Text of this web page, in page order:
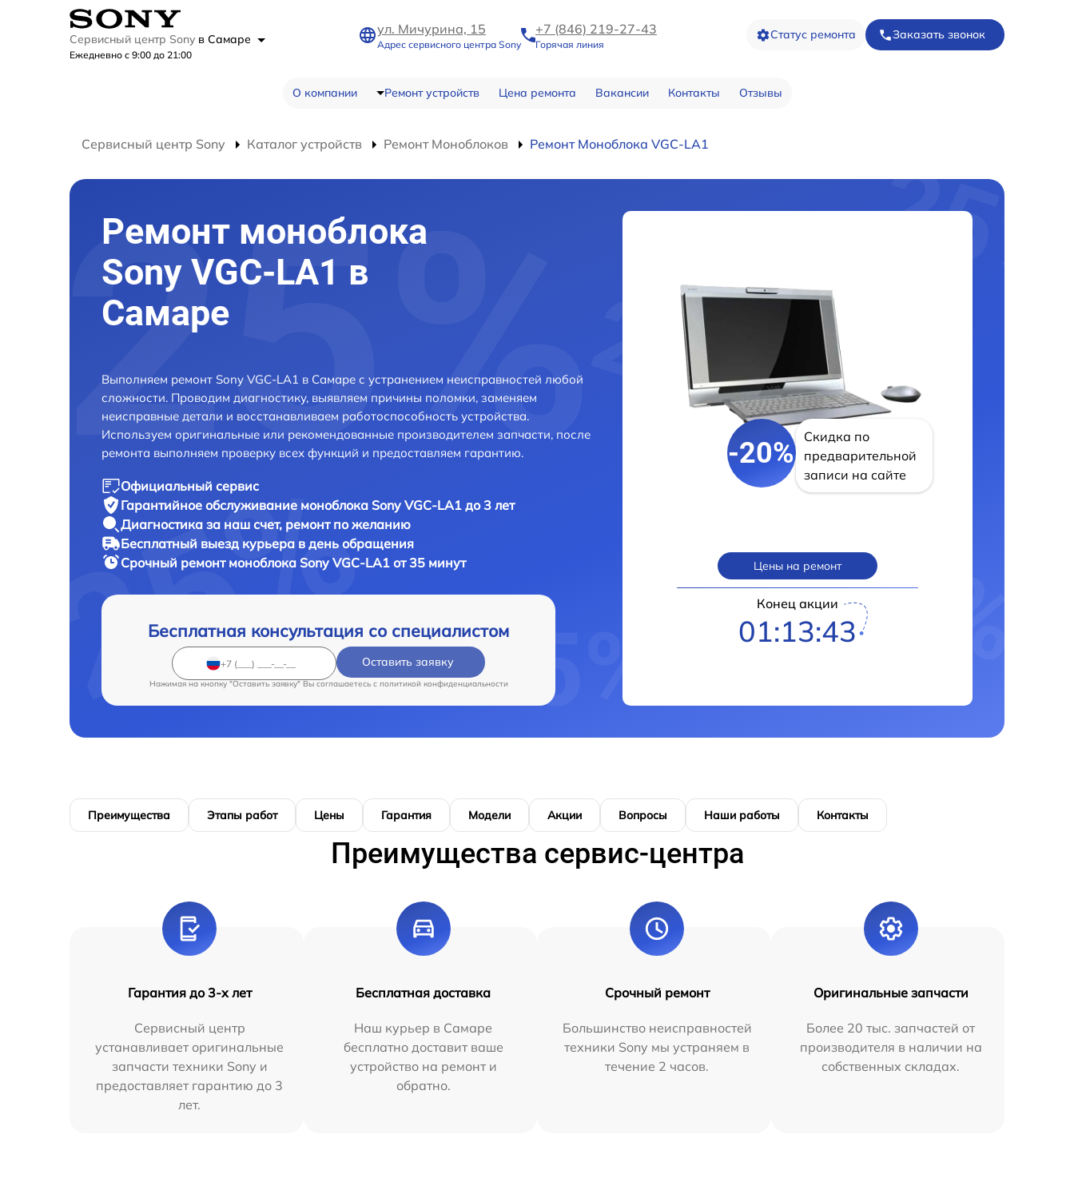
Сервисный центр Sony в Самаре
Ежедневно с 9:00 до 21:00
ул. Мичурина, 15
Адрес сервисного центра Sony
+7 (846) 219-27-43
Горячая линия
Статус ремонта Заказать звонок
О компании Ремонт устройств Цена ремонта Вакансии Контакты Отзывы
Сервисный центр Sony Каталог устройств Ремонт Моноблоков Ремонт Моноблока VGC-LA1
Ремонт моноблока
Sony VGC-LA1 в
Самаре
Выполняем ремонт Sony VGC-LA1 в Самаре с устранением неисправностей любой
сложности. Проводим диагностику, выявляем причины поломки, заменяем
неисправные детали и восстанавливаем работоспособность устройства.
Используем оригинальные или рекомендованные производителем запчасти, после
ремонта выполняем проверку всех функций и предоставляем гарантию.
Официальный сервис
Гарантийное обслуживание моноблока Sony VGC-LA1 до 3 лет
Диагностика за наш счет, ремонт по желанию
Бесплатный выезд курьера в день обращения
Срочный ремонт моноблока Sony VGC-LA1 от 35 минут
Бесплатная консультация со специалистом
Оставить заявку
Нажимая на кнопку "Оставить заявку" Вы соглашаетесь c политикой конфиденциальности
-20%
Скидка по
предварительной
записи на сайте
Цены на ремонт
Конец акции
01:13:42
Преимущества Этапы работ Цены Гарантия Модели Акции Вопросы Наши работы Контакты
Преимущества сервис-центра
Гарантия до 3-х лет
Сервисный центр
устанавливает оригинальные
запчасти техники Sony и
предоставляет гарантию до 3
лет.
Бесплатная доставка
Наш курьер в Самаре
бесплатно доставит ваше
устройство на ремонт и
обратно.
Срочный ремонт
Большинство неисправностей
техники Sony мы устраняем в
течение 2 часов.
Оригинальные запчасти
Более 20 тыс. запчастей от
производителя в наличии на
собственных складах.